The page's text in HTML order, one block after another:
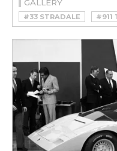
GALLERY
#33 STRADALE #911
#930 TURBO
#ALFA
#ALFA ROMEO 33
#ASTON MARTIN
#BLACK SERIES
#MASERATI SHAMAL
#MERCEDES SL65 AMG
#NISSAN
#NISSAN
#PORSCHE 911 TURBO 3.3
#SL 65 AMG
#SPARAFANGAWEEK